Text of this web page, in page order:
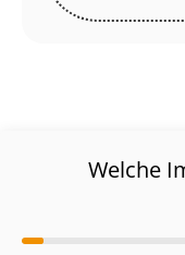
Welche